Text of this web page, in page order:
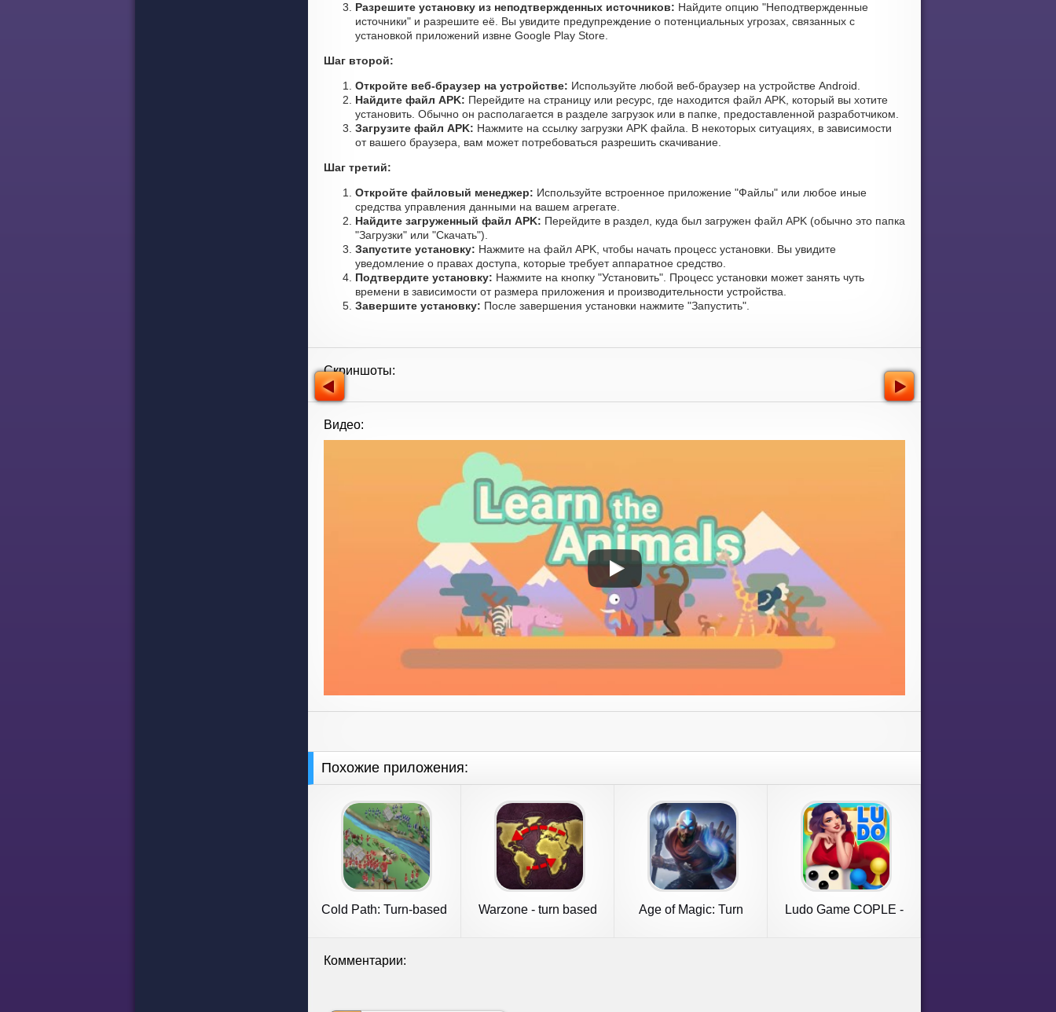
Разрешите установку из неподтвержденных источников: Найдите опцию "Неподтвержденные
источники" и разрешите её. Вы увидите предупреждение о потенциальных угрозах, связанных с
установкой приложений извне Google Play Store.
Шаг второй:
Откройте веб-браузер на устройстве: Используйте любой веб-браузер на устройстве Android.
Найдите файл APK: Перейдите на страницу или ресурс, где находится файл APK, который вы хотите
установить. Обычно он располагается в разделе загрузок или в папке, предоставленной разработчиком.
Загрузите файл APK: Нажмите на ссылку загрузки APK файла. В некоторых ситуациях, в зависимости
от вашего браузера, вам может потребоваться разрешить скачивание.
Шаг третий:
Откройте файловый менеджер: Используйте встроенное приложение "Файлы" или любое иные
средства управления данными на вашем агрегате.
Найдите загруженный файл APK: Перейдите в раздел, куда был загружен файл APK (обычно это папка
"Загрузки" или "Скачать").
Запустите установку: Нажмите на файл APK, чтобы начать процесс установки. Вы увидите
уведомление о правах доступа, которые требует аппаратное средство.
Подтвердите установку: Нажмите на кнопку "Установить". Процесс установки может занять чуть
времени в зависимости от размера приложения и производительности устройства.
Завершите установку: После завершения установки нажмите "Запустить".
Скриншоты:
Видео:
Похожие приложения:
Cold Path: Turn-based
Warzone - turn based
Age of Magic: Turn
Ludo Game COPLE -
Комментарии: